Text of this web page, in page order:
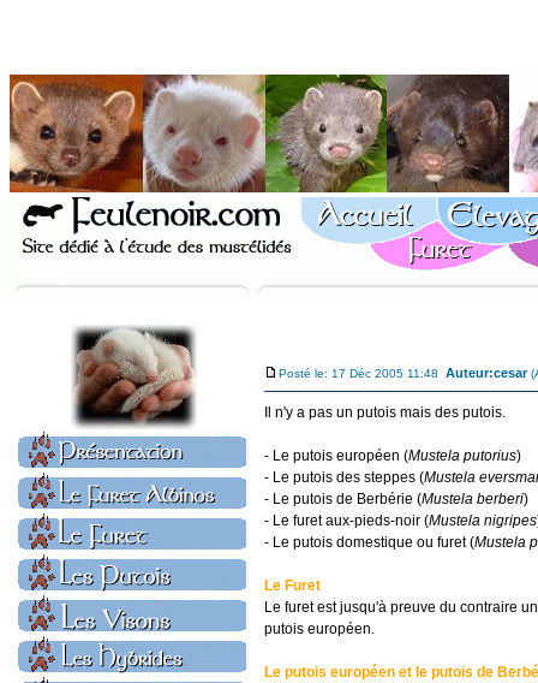
Posté le: 17 Déc 2005 11:48 Auteur:cesar
Il n'y a pas un putois mais des putois.
- Le putois européen (Mustela putorius)
- Le putois des steppes (Mustela
- Le putois de Berbérie (Mustela berberi)
- Le furet aux-pieds-noir (Mustela nigripes
- Le putois domestique ou furet (Mustela
Le Furet
Le furet est jusqu'à preuve du contraire
putois européen.
Le putois européen et le putois de